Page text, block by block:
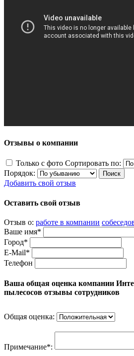
Отзывы о компании
Только с фото Сортировать по:
Порядок:
Добавить свой отзыв
Оставить свой отзыв
Отзыв о: работе в компании
Ваше имя*
Город*
E-Mail*
Телефон
Ваша общая оценка компании
пылесосов отзывы сотрудников
Общая оценка:
Примечание*: